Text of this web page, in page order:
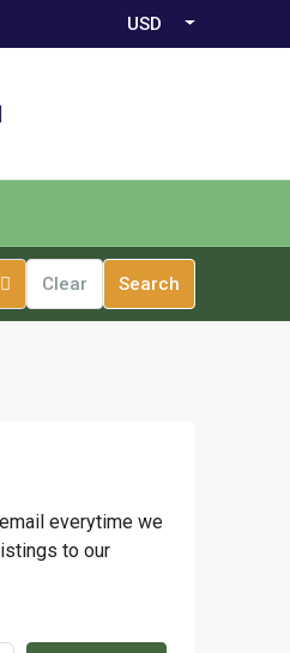
USD
Clear Search
everytime we
to our